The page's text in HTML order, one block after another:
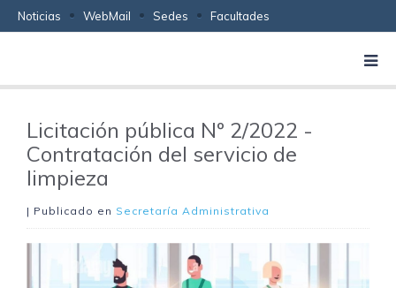
Noticias WebMail Sedes Facultades
Licitación pública Nº 2/2022 -
Contratación del servicio de
limpieza
| Publicado en Secretaría Administrativa